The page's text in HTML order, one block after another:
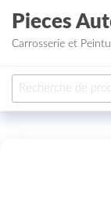
Aller au contenu
Pieces
Carrosserie et
Recherche pour